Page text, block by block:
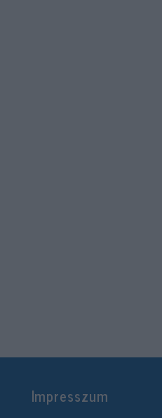
Impresszum